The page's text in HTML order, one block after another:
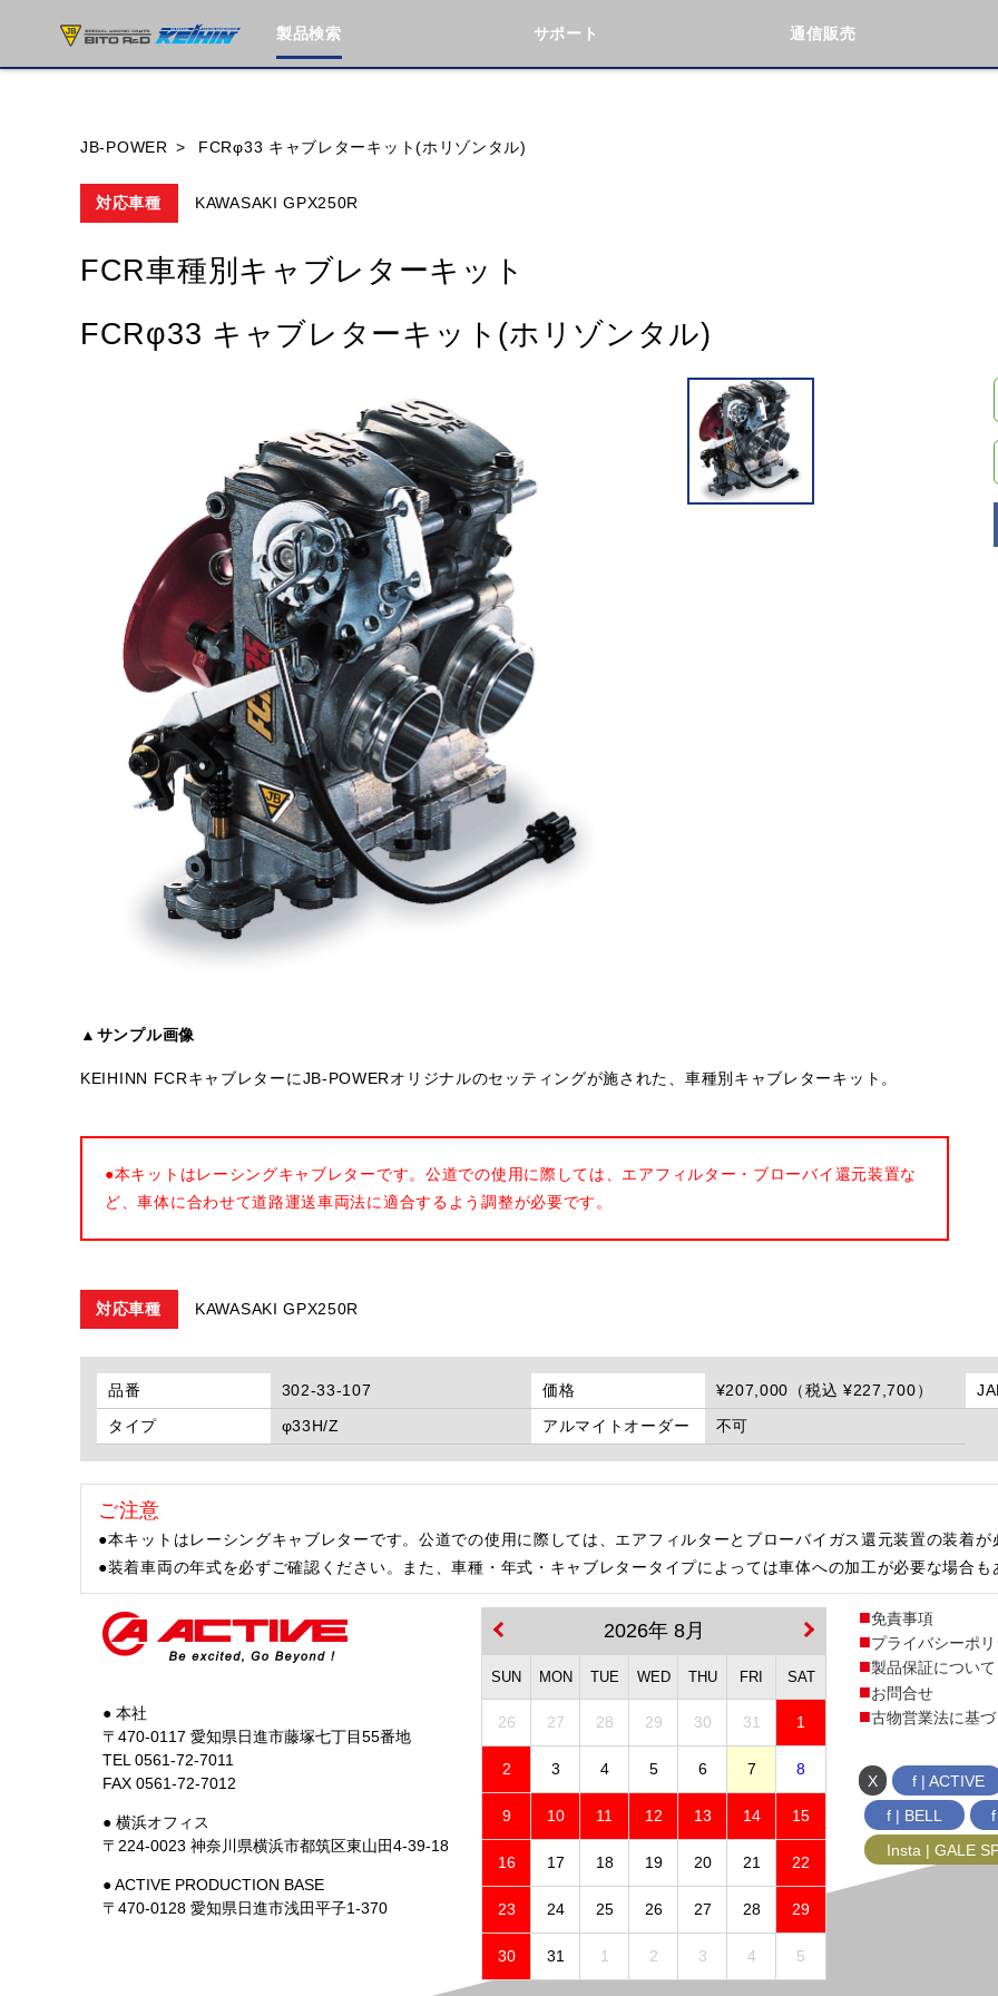
製品検索 サポート 通信販売
閉じる
JB-POWER FCRφ33 キャブレターキット(ホリゾンタル)
対応車種 KAWASAKI GPX250R
FCR車種別キャブレターキット
FCRφ33 キャブレターキット(ホリゾンタル)
▲サンプル画像
KEIHINN FCRキャブレターにJB-POWERオリジナルのセッティングが施された、車種別キャブレターキット。
●本キットはレーシングキャブレターです。公道での使用に際しては、エアフィルター・ブローバイ還元装置な
ど、車体に合わせて道路運送車両法に適合するよう調整が必要です。
対応車種 KAWASAKI GPX250R
品番 302-33-107 価格 ¥207,000（税込 ¥227,700）
タイプ
φ33H/Z アルマイトオーダー 不可
ご注意
●本キットはレーシングキャブレターです。公道での使用に際しては、エアフィルターとブローバイガス還元装置の装着が
●装着車両の年式を必ずご確認ください。また、車種・年式・キャブレタータイプによっては車体への加工が必要な場合
● 本社
〒470-0117 愛知県日進市藤塚七丁目55番地
TEL 0561-72-7011
FAX 0561-72-7012
● 横浜オフィス
〒224-0023 神奈川県横浜市都筑区東山田4-39-18
● ACTIVE PRODUCTION BASE
〒470-0128 愛知県日進市浅田平子1-370
2026年 8月
SUN MON TUE WED THU FRI SAT
26 27 28 29 30 31 1
2 3 4 5 6 7 8
9 10 11 12 13 14 15
16 17 18 19 20 21 22
23 24 25 26 27 28 29
30 31 1 2 3 4 5
免責事項
プライバシーポ
製品保証について
お問合せ
古物営業法に基
X
f | ACTIVE
f | BELL
Insta | GALE